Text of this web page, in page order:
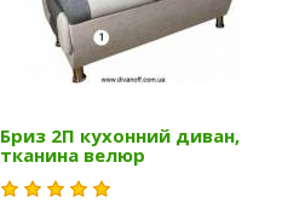
Бриз 2П кухонний диван,
тканина велюр